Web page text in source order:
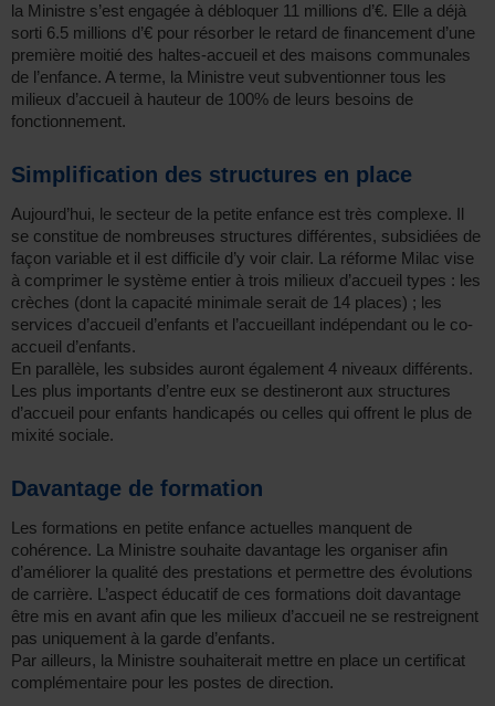
la Ministre s’est engagée à débloquer 11 millions d’€. Elle a déjà
sorti 6.5 millions d’€ pour résorber le retard de financement d’une
première moitié des haltes-accueil et des maisons communales
de l’enfance. A terme, la Ministre veut subventionner tous les
milieux d’accueil à hauteur de 100% de leurs besoins de
fonctionnement.
Simplification des structures en place
Aujourd’hui, le secteur de la petite enfance est très complexe. Il
se constitue de nombreuses structures différentes, subsidiées de
façon variable et il est difficile d’y voir clair. La réforme Milac vise
à comprimer le système entier à trois milieux d’accueil types : les
crèches (dont la capacité minimale serait de 14 places) ; les
services d’accueil d’enfants et l’accueillant indépendant ou le co-
accueil d’enfants.
En parallèle, les subsides auront également 4 niveaux différents.
Les plus importants d’entre eux se destineront aux structures
d’accueil pour enfants handicapés ou celles qui offrent le plus de
mixité sociale.
Davantage de formation
Les formations en petite enfance actuelles manquent de
cohérence. La Ministre souhaite davantage les organiser afin
d’améliorer la qualité des prestations et permettre des évolutions
de carrière. L’aspect éducatif de ces formations doit davantage
être mis en avant afin que les milieux d’accueil ne se restreignent
pas uniquement à la garde d’enfants.
Par ailleurs, la Ministre souhaiterait mettre en place un certificat
complémentaire pour les postes de direction.